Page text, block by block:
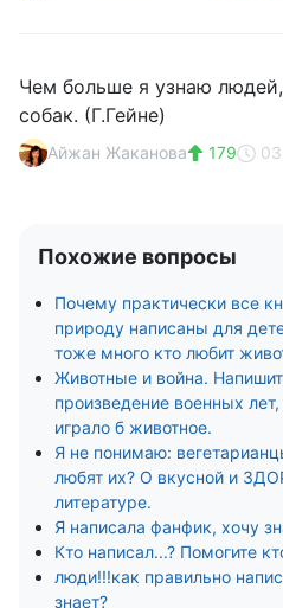
Чем больше я узнаю
собак. (Г.Гейне)
Айжан Жаканова 179
Похожие вопросы
Почему практически все
природу написаны для
тоже много кто любит
Животные и война.
произведение военных
играло б животное.
Я не понимаю:
любят их? О вкусной и
литературе.
Я написала фанфик, хочу
Кто написал...? Помогите
люди!!!как правильно
знает?